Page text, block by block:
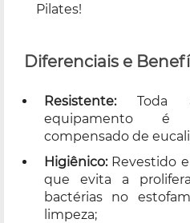
Pilates!
Diferenciais e
Resistente:Toda
equipamento é
compensado de
Higiênico:Revestido
que evita a
bactérias no
limpeza;